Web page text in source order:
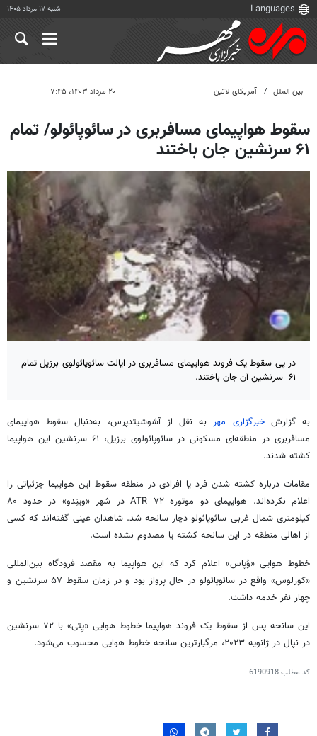
شنبه ۱۷ مرداد ۱۴۰۵
بین الملل آمریکای لاتین ۲۰ مرداد ۱۴۰۳، ۷:۴۵
سقوط هواپیمای مسافربری در سائوپائولو/ تمام
۶۱ سرنشین جان باختند
در پی سقوط یک فروند هواپیمای مسافربری در ایالت سائوپائولوی برزیل تمام
۶۱ سرنشین آن جان باختند.
به گزارش خبرگزاری مهربه نقل ازآشوشیتدپرس، به‌دنبال سقوط هواپیمای
مسافربری در منطقه‌ای مسکونی در سائوپائولوی برزیل، ۶۱ سرنشین این هواپیما
کشته شدند.
مقامات درباره کشته شدن فرد یا افرادی در منطقه سقوط این هواپیما جزئیاتی را
اعلام نکرده‌اند. هواپیمای دو موتوره ATR ۷۲ در شهر « وینِدو
» در حدود ۸۰
کیلومتری شمال غربی سائوپائولو دچار سانحه شد. شاهدان عینی گفته‌اند که کسی
از اهالی منطقه در این سانحه کشته یا مصدوم نشده است.
خطوط هوایی «وُپاس» اعلام کرد که این هواپیما به مقصد فرودگاه بین‌المللی
«کورلوس
» واقع در سائوپائولو در حال پرواز بود و در زمان سقوط ۵۷ سرنشین و
چهار نفر خدمه داشت.
این سانحه پس از سقوط یک فروند هواپیما خطوط هوایی «یِتی
» با ۷۲ سرنشین
در نپال در ژانویه ۲۰۲۳، مرگبارترین سانحه خطوط هوایی محسوب می‌شود.
کد مطلب6190918